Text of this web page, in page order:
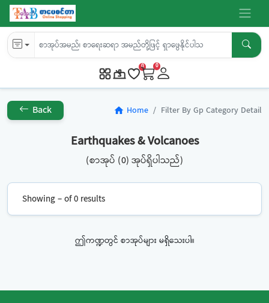
0 0
Back home Home Filter By Gp Category Detail
Earthquakes & Volcanoes
(စာအုပ် (0) အုပ်ရှိပါသည်)
Showing – of 0 results
ဤကဏ္ဍတွင် စာအုပ်များ မရှိသေးပါ။